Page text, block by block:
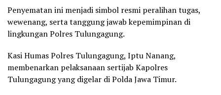
Penyematan ini menjadi simbol resmi peralihan tugas,
wewenang, serta tanggung jawab kepemimpinan di
lingkungan Polres Tulungagung.
Kasi Humas Polres Tulungagung, Iptu Nanang,
membenarkan pelaksanaan sertijab Kapolres
Tulungagung yang digelar di Polda Jawa Timur.